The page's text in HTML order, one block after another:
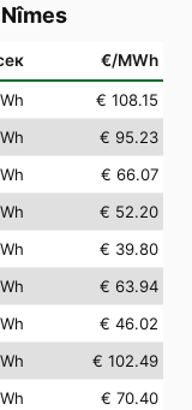
Nîmes
€/MWh
€ 108.15
€ 95.23
€ 66.07
€ 52.20
€ 39.80
€ 63.94
€ 46.02
€ 102.49
€ 70.40